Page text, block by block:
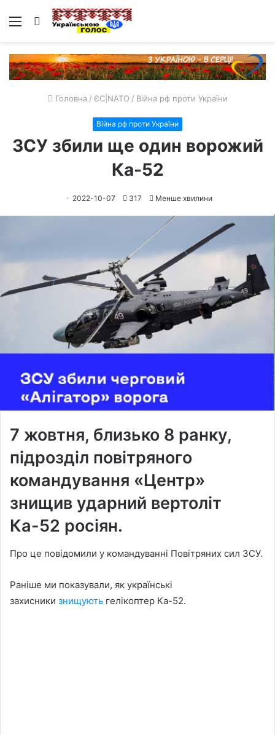
Меню Пошук
Головна / ЄС|NATO / Війна рф проти України
Війна рф проти України
ЗСУ збили ще один ворожий
Ка-52
2022-10-07 317 Менше хвилини
7 жовтня, близько 8 ранку,
підрозділ повітряного
командування «Центр»
знищив ударний вертоліт
Ка-52 росіян.
Про це повідомили у командуванні Повітряних сил ЗСУ.
Раніше ми показували, як українські
захисники знищують гелікоптер Ка-52.